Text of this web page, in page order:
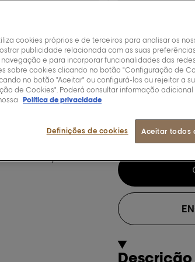
Shampoo
neutraliza
castanho
300 ml
Descrição
cookies próprios e de terceiros para analisar os
publicidade relacionada com as suas
e para incorporar funcionalidades das
sobre cookies clicando no botão "Configuração de
no botão "Aceitar" ou configurá-los ou rejeitar a
de Cookies". Poderá consultar informação
Política de privacidade
Definições de cookies Aceitar todos